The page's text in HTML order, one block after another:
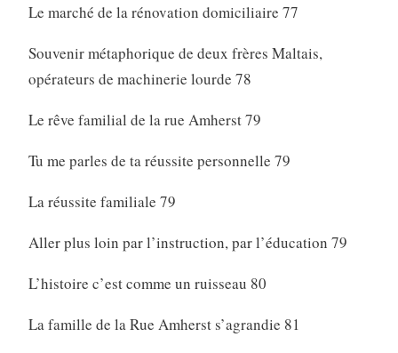
Le marché de la rénovation domiciliaire 77
Souvenir métaphorique de deux frères Maltais,
opérateurs de machinerie lourde 78
Le rêve familial de la rue Amherst 79
Tu me parles de ta réussite personnelle 79
La réussite familiale 79
Aller plus loin par l’instruction, par l’éducation 79
L’histoire c’est comme un ruisseau 80
La famille de la Rue Amherst s’agrandie 81